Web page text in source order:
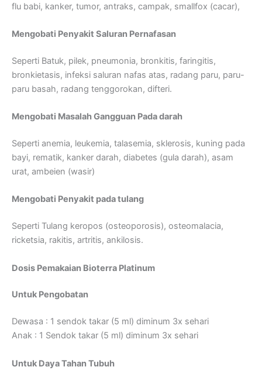
flu babi, kanker, tumor, antraks, campak, smallfox (cacar),
Mengobati Penyakit Saluran Pernafasan
Seperti Batuk, pilek, pneumonia, bronkitis, faringitis,
bronkietasis, infeksi saluran nafas atas, radang paru, paru-
paru basah, radang tenggorokan, difteri.
Mengobati Masalah Gangguan Pada darah
Seperti anemia, leukemia, talasemia, sklerosis, kuning pada
bayi, rematik, kanker darah, diabetes (gula darah), asam
urat, ambeien (wasir)
Mengobati Penyakit pada tulang
Seperti Tulang keropos (osteoporosis), osteomalacia,
ricketsia, rakitis, artritis, ankilosis.
Dosis Pemakaian Bioterra Platinum
Untuk Pengobatan
Dewasa : 1 sendok takar (5 ml) diminum 3x sehari
Anak : 1 Sendok takar (5 ml) diminum 3x sehari
Untuk Daya Tahan Tubuh